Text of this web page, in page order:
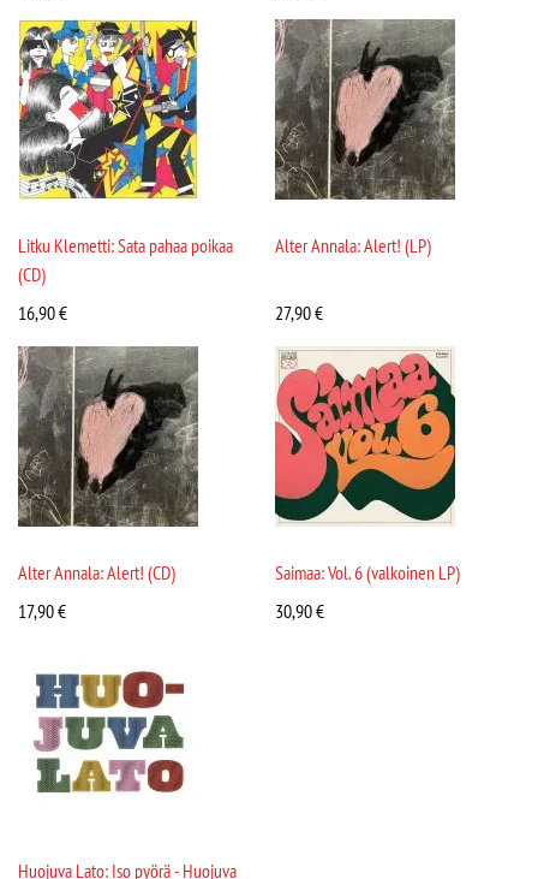
Litku Klemetti: Sata pahaa poikaa
(CD)
16,90€
Alter Annala: Alert! (LP)
27,90€
Alter Annala: Alert! (CD)
17,90€
Saimaa: Vol. 6 (valkoinen LP)
30,90€
Huojuva Lato: Iso pyörä - Huojuva